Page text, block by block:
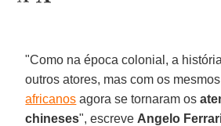
"Como na época colonial, a
outros atores, mas com os
africanos agora se tornaram os
chineses", escreve Angelo